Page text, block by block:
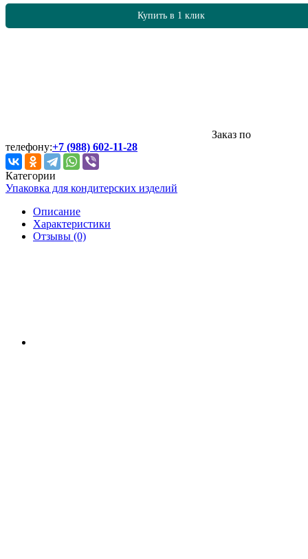
Купить в 1 клик
Заказ по
телефону:+7 (988) 602-11-28
Категории
Упаковка для кондитерских изделий
Описание
Характеристики
Отзывы (0)